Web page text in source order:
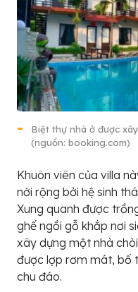
Biệt thự nhà ở được
(nguồn: booking.com)
Khuôn viên của villa
nới rộng bởi hệ sinh
Xung quanh được
ghế ngồi gỗ khắp nơi
xây dựng một nhà
được lợp rơm mát, bố
chu đáo.